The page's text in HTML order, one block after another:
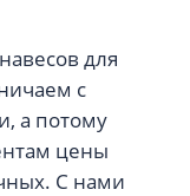
для
с
а потому
цены
С нами